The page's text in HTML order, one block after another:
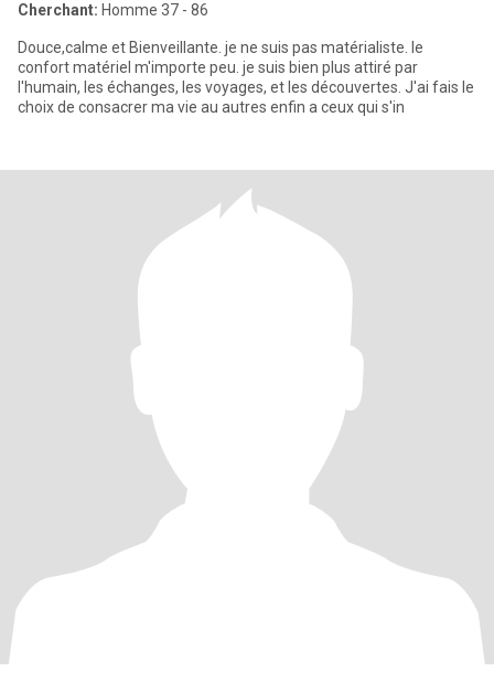
Cherchant: Homme 37 - 86
Douce,calme et Bienveillante. je ne suis pas matérialiste. le
confort matériel m'importe peu. je suis bien plus attiré par
l'humain, les échanges, les voyages, et les découvertes. J'ai fais le
choix de consacrer ma vie au autres enfin a ceux qui s'in